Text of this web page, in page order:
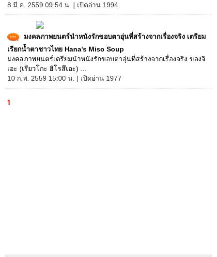
8 มี.ค. 2559 09:54 น. | เปิดอ่าน 1994
มงคลภาพยนตร์นำหนังรักขอบตาอุ่นที่สร้างจากเรื่องจริง เตรียม
เรียกน้ำตาชาวไทย Hana's Miso Soup
มงคลภาพยนตร์เตรียมนำหนังรักขอบตาอุ่นที่สร้างจากเรื่องจริง ของจิ
เอะ (เรียวโกะ ฮิโรสึเอะ) ...
10 ก.พ. 2559 15:00 น. | เปิดอ่าน 1977
1